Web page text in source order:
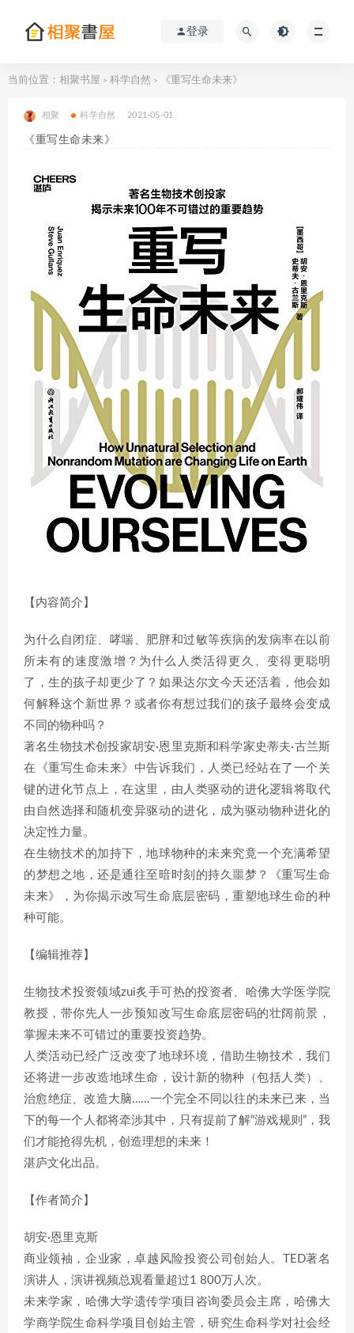
登录
当前位置： 相聚书屋 > 科学自然 > 《重写生命未来》
相聚 科学自然 2021-05-01
《重写生命未来》
【内容简介】
为什么自闭症、哮喘、肥胖和过敏等疾病的发病率在以前
所未有的速度激增？为什么人类活得更久、变得更聪明
了，生的孩子却更少了？如果达尔文今天还活着，他会如
何解释这个新世界？或者你有想过我们的孩子最终会变成
不同的物种吗？
著名生物技术创投家胡安·恩里克斯和科学家史蒂夫·古兰斯
在《重写生命未来》中告诉我们，人类已经站在了一个关
键的进化节点上，在这里，由人类驱动的进化逻辑将取代
由自然选择和随机变异驱动的进化，成为驱动物种进化的
决定性力量。
在生物技术的加持下，地球物种的未来究竟一个充满希望
的梦想之地，还是通往至暗时刻的持久噩梦？《重写生命
未来》，为你揭示改写生命底层密码，重塑地球生命的种
种可能。
【编辑推荐】
生物技术投资领域zui炙手可热的投资者、哈佛大学医学院
教授，带你先人一步预知改写生命底层密码的壮阔前景，
掌握未来不可错过的重要投资趋势。
人类活动已经广泛改变了地球环境，借助生物技术，我们
还将进一步改造地球生命，设计新的物种（包括人类）、
治愈绝症、改造大脑……一个完全不同以往的未来已来，当
下的每一个人都将牵涉其中，只有提前了解“游戏规则”，我
们才能抢得先机，创造理想的未来！
湛庐文化出品。
【作者简介】
胡安·恩里克斯
商业领袖，企业家，卓越风险投资公司创始人。TED著名
演讲人，演讲视频总观看量超过1 800万人次。
未来学家，哈佛大学遗传学项目咨询委员会主席，哈佛大
学商学院生命科学项目创始主管，研究生命科学对社会经